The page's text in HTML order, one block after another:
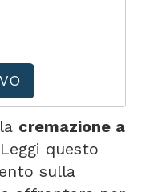
cremazione a
questo
sulla